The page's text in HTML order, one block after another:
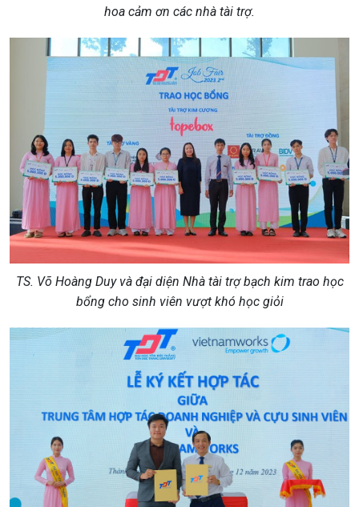
hoa cảm ơn các nhà tài trợ.
TS. Võ Hoàng Duy và đại diện Nhà tài trợ bạch kim trao học
bổng cho sinh viên vượt khó học giỏi